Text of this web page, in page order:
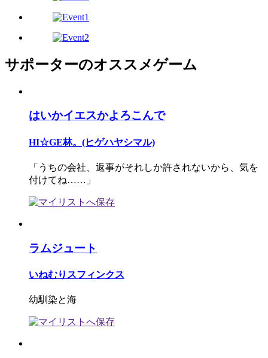
サポーターのオススメゲーム
はいかイエスかよろこんで
HI☆GE林。(ヒゲハヤシマル)
「うちの会社、返事がそれしか許されないから、気を
付けてね……」
ラムジュート
いねむりスフィンクス
幼馴染と海